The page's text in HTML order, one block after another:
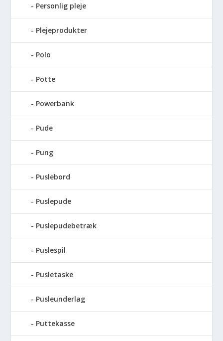
Personlig pleje
Plejeprodukter
Polo
Potte
Powerbank
Pude
Pung
Puslebord
Puslepude
Puslepudebetræk
Puslespil
Pusletaske
Pusleunderlag
Puttekasse